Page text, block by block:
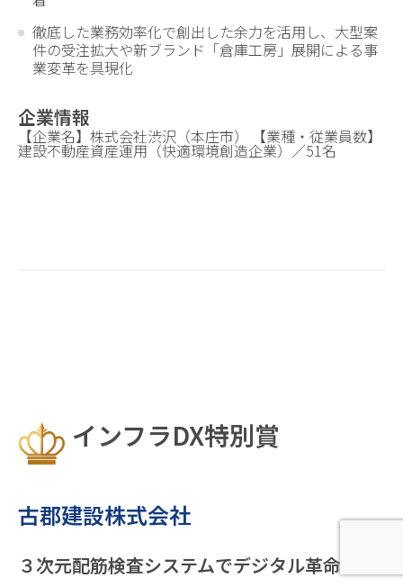
徹底した業務効率化で創出した余力を活用し、大型案
件の受注拡大や新ブランド「倉庫工房」展開による事
業変革を具現化
企業情報
【企業名】株式会社渋沢（本庄市） 【業種・従業員数】
建設不動産資産運用（快適環境創造企業）／51名
インフラDX特別賞
古郡建設株式会社
３次元配筋検査システムでデジタル革命！